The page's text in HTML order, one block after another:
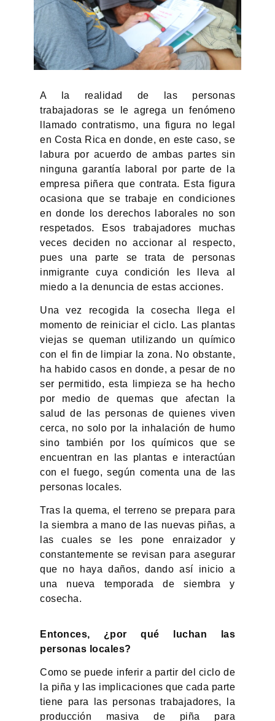
A la realidad de las personas
trabajadoras se le agrega un fenómeno
llamado contratismo, una figura no legal
en Costa Rica en donde, en este caso, se
labura por acuerdo de ambas partes sin
ninguna garantía laboral por parte de la
empresa piñera que contrata. Esta figura
ocasiona que se trabaje en condiciones
en donde los derechos laborales no son
respetados. Esos trabajadores muchas
veces deciden no accionar al respecto,
pues una parte se trata de personas
inmigrante cuya condición les lleva al
miedo a la denuncia de estas acciones.
Una vez recogida la cosecha llega el
momento de reiniciar el ciclo. Las plantas
viejas se queman utilizando un químico
con el fin de limpiar la zona. No obstante,
ha habido casos en donde, a pesar de no
ser permitido, esta limpieza se ha hecho
por medio de quemas que afectan la
salud de las personas de quienes viven
cerca, no solo por la inhalación de humo
sino también por los químicos que se
encuentran en las plantas e interactúan
con el fuego, según comenta una de las
personas locales.
Tras la quema, el terreno se prepara para
la siembra a mano de las nuevas piñas, a
las cuales se les pone enraizador y
constantemente se revisan para asegurar
que no haya daños, dando así inicio a
una nueva temporada de siembra y
cosecha.
Entonces, ¿por qué luchan las
personas locales?
Como se puede inferir a partir del ciclo de
la piña y las implicaciones que cada parte
tiene para las personas trabajadores, la
producción masiva de piña para